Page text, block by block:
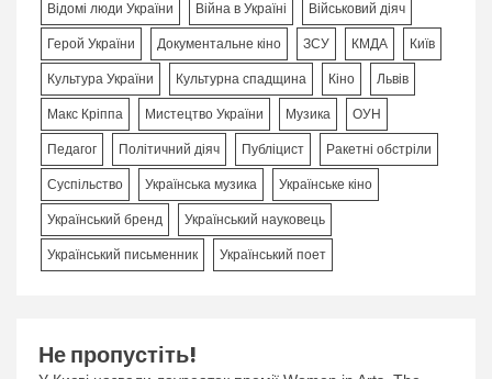
Відомі люди України Війна в Україні Військовий діяч
Герой України Документальне кіно ЗСУ КМДА Київ
Культура України Культурна спадщина Кіно Львів
Макс Кріппа Мистецтво України Музика ОУН
Педагог Політичний діяч Публіцист Ракетні обстріли
Суспільство Українська музика Українське кіно
Український бренд Український науковець
Український письменник Український поет
Не пропустіть!